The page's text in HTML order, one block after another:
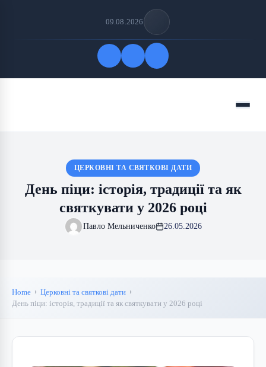
09.08.2026
Menu
ЦЕРКОВНІ ТА СВЯТКОВІ ДАТИ
День піци: історія, традиції та як
святкувати у 2026 році
Павло Мельниченко 26.05.2026
Home
Церковні та святкові дати
День піци: історія, традиції та як святкувати у 2026 році